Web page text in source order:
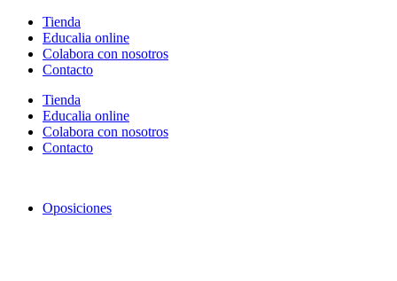
contenido
Tienda
Educalia online
Colabora con nosotros
Contacto
Tienda
Educalia online
Colabora con nosotros
Contacto
Oposiciones